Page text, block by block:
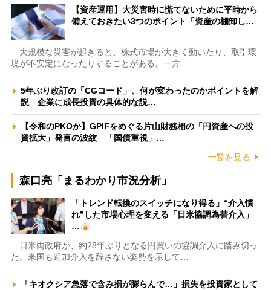
【資産運用】大災害時に慌てないために平時から
備えておきたい3つのポイント「資産の棚卸し…
大規模な災害が起きると、株式市場が大きく動いたり、取引環
境が不安定になったりすることがある。一方…
5年ぶり改訂の「CGコード」、何が変わったのかポイントを解
説 企業に成長投資の具体的な説…
【令和のPKOか】GPIFをめぐる片山財務相の「円資産への投
資拡大」発言の波紋 「国債重視」…
一覧を見る
森口亮「まるわかり市況分析」
「トレンド転換のスイッチになり得る」“介入慣
れ”した市場心理を変える「日米協調為替介入」
…
日米両政府が、約28年ぶりとなる円買いの協調介入に踏み切っ
た。米国も追加介入を辞さない姿勢を示して…
「キオクシア急落で含み損が膨らんで…」損失を投資家として